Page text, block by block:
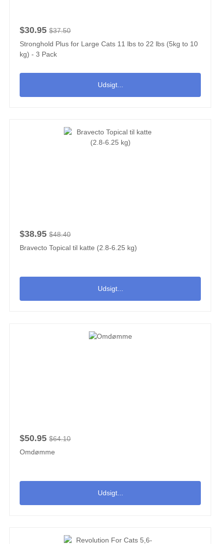
$30.95 $37.50
Stronghold Plus for Large Cats 11 lbs to 22 lbs (5kg to 10
kg) - 3 Pack
Udsigt...
$38.95 $48.40
Bravecto Topical til katte (2.8-6.25 kg)
Udsigt...
$50.95 $64.10
Omdømme
Udsigt...